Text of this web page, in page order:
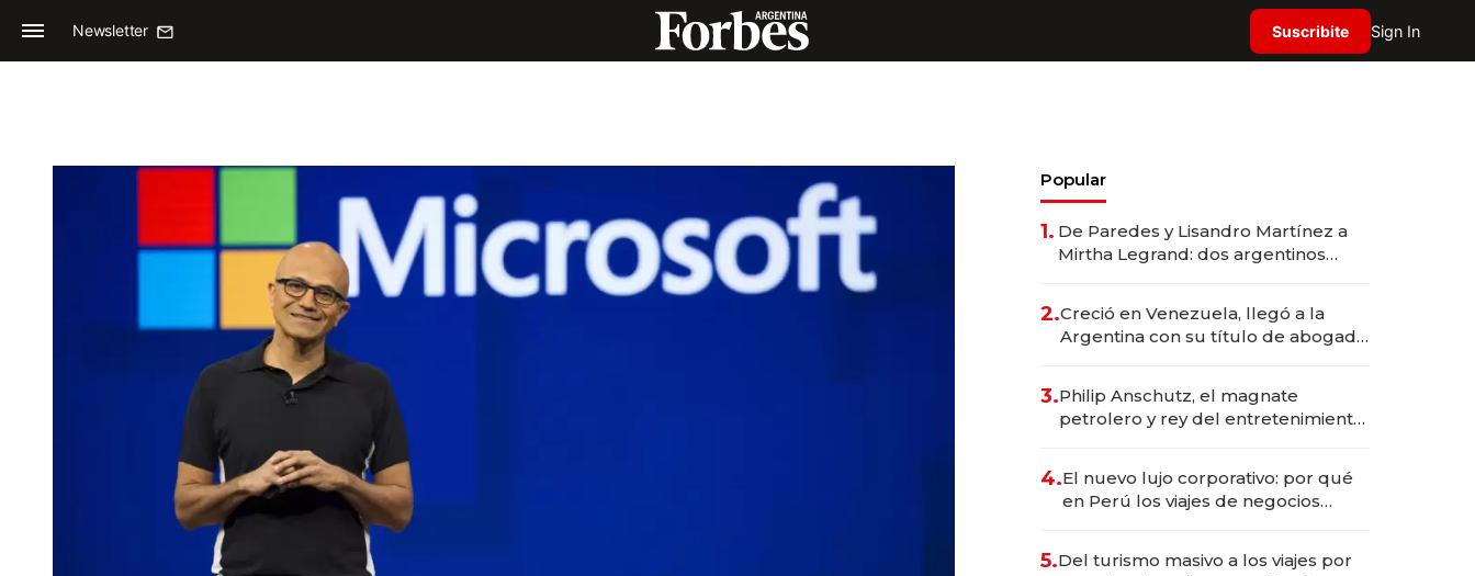
Newsletter Suscribite Sign In
Popular
1. De Paredes y Lisandro Martínez a
Mirtha Legrand: dos argentinos
2.Creció en Venezuela, llegó a la
Argentina con su título de abogado
marcas "fast premium"
3.Philip Anschutz, el magnate
petrolero y rey del entretenimiento
4.El nuevo lujo corporativo: por qué
en Perú los viajes de negocios
transformadoras
5.Del turismo masivo a los viajes por